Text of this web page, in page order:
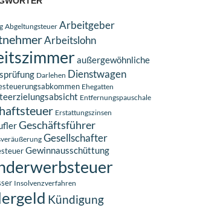
Abgeltungsteuer Arbeitgeber
Arbeitslohn
außergewöhnliche
Darlehen Dienstwagen
Ehegatten
Entfernungspauschale
Erstattungszinsen
Geschäftsführer
Gesellschafter
Gewinnausschüttung
Insolvenzverfahren
Kündigung